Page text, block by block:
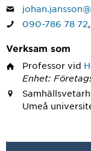
090-786 78 72
Verksam som
Professor vid
Enhet:
Umeå